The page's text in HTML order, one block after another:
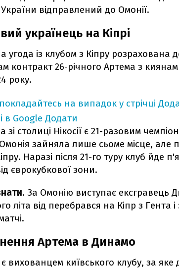
України відправлений до Омонії.
українець на Кіпрі
угода із клубом з Кіпру розрахована
контракт 26-річного Артема з
року.
на випадок у стрічці
в Google Додати
зі столиці Нікосії є 21-разовим
зайняла лише сьоме місце, але
Наразі після 21-го туру клуб йде
єврокубкової зони.
. За Омонію виступає ексгравець
літа від перебрався на Кіпр з Гента
Артема в Динамо
є вихованцем київського клубу, за яке